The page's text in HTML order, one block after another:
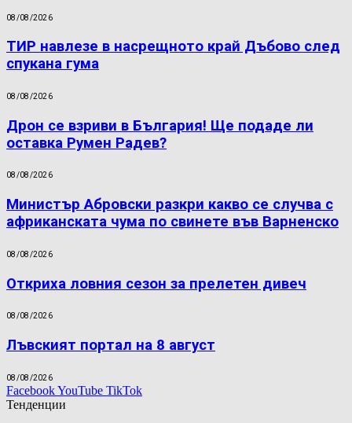
08/08/2026
ТИР навлезе в насрещното край Дъбово след
спукана гума
08/08/2026
Дрон се взриви в България! Ще подаде ли
оставка Румен Радев?
08/08/2026
Министър Абровски разкри какво се случва с
африканската чума по свинете във Варненско
08/08/2026
Откриха ловния сезон за прелетен дивеч
08/08/2026
Лъвският портал на 8 август
08/08/2026
FacebookYouTube TikTok
Тенденции